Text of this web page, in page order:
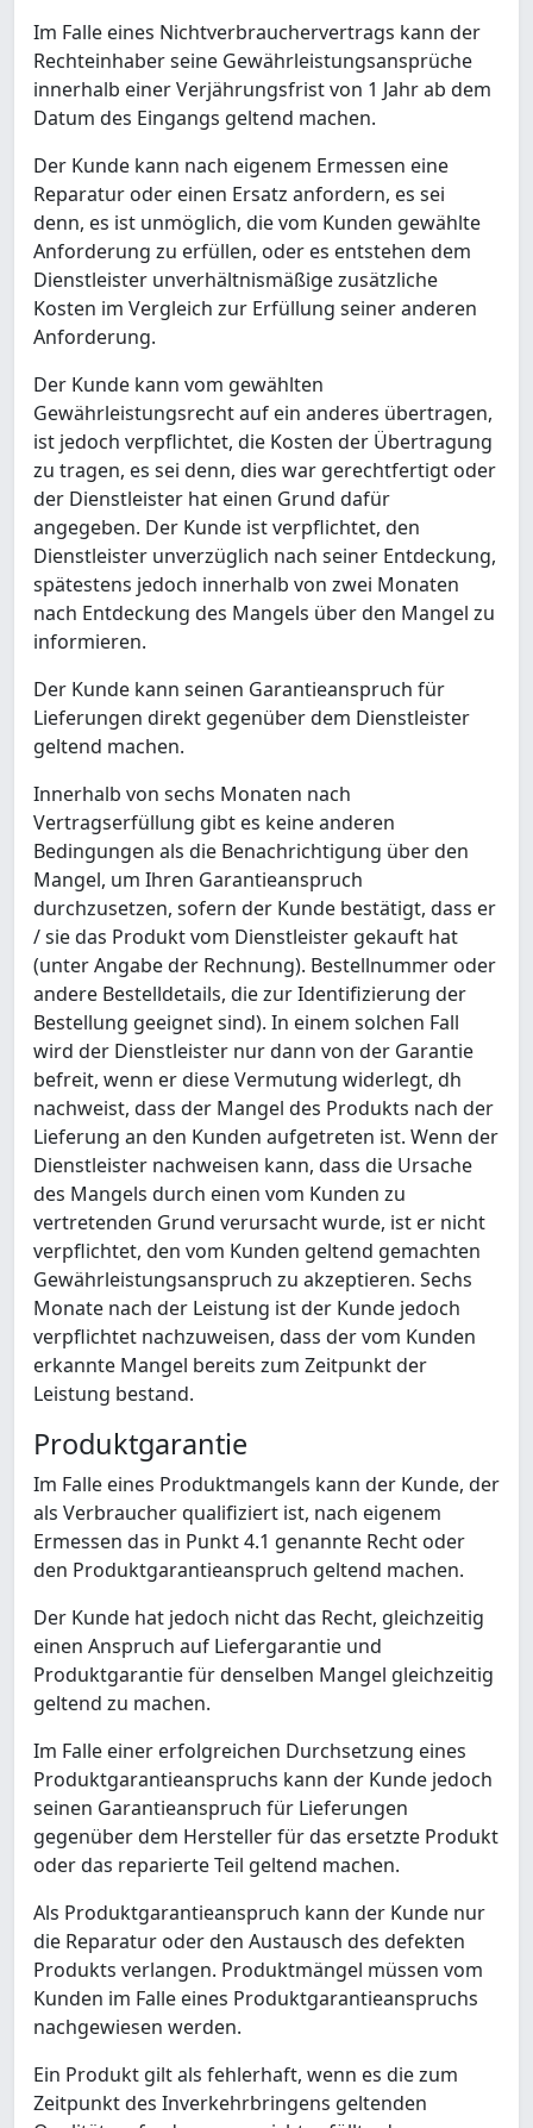
Im Falle eines Nichtverbrauchervertrags kann der
Rechteinhaber seine Gewährleistungsansprüche
innerhalb einer Verjährungsfrist von 1 Jahr ab dem
Datum des Eingangs geltend machen.
Der Kunde kann nach eigenem Ermessen eine
Reparatur oder einen Ersatz anfordern, es sei
denn, es ist unmöglich, die vom Kunden gewählte
Anforderung zu erfüllen, oder es entstehen dem
Dienstleister unverhältnismäßige zusätzliche
Kosten im Vergleich zur Erfüllung seiner anderen
Anforderung.
Der Kunde kann vom gewählten
Gewährleistungsrecht auf ein anderes übertragen,
ist jedoch verpflichtet, die Kosten der Übertragung
zu tragen, es sei denn, dies war gerechtfertigt oder
der Dienstleister hat einen Grund dafür
angegeben. Der Kunde ist verpflichtet, den
Dienstleister unverzüglich nach seiner Entdeckung,
spätestens jedoch innerhalb von zwei Monaten
nach Entdeckung des Mangels über den Mangel zu
informieren.
Der Kunde kann seinen Garantieanspruch für
Lieferungen direkt gegenüber dem Dienstleister
geltend machen.
Innerhalb von sechs Monaten nach
Vertragserfüllung gibt es keine anderen
Bedingungen als die Benachrichtigung über den
Mangel, um Ihren Garantieanspruch
durchzusetzen, sofern der Kunde bestätigt, dass er
/ sie das Produkt vom Dienstleister gekauft hat
(unter Angabe der Rechnung). Bestellnummer oder
andere Bestelldetails, die zur Identifizierung der
Bestellung geeignet sind). In einem solchen Fall
wird der Dienstleister nur dann von der Garantie
befreit, wenn er diese Vermutung widerlegt, dh
nachweist, dass der Mangel des Produkts nach der
Lieferung an den Kunden aufgetreten ist. Wenn der
Dienstleister nachweisen kann, dass die Ursache
des Mangels durch einen vom Kunden zu
vertretenden Grund verursacht wurde, ist er nicht
verpflichtet, den vom Kunden geltend gemachten
Gewährleistungsanspruch zu akzeptieren. Sechs
Monate nach der Leistung ist der Kunde jedoch
verpflichtet nachzuweisen, dass der vom Kunden
erkannte Mangel bereits zum Zeitpunkt der
Leistung bestand.
Produktgarantie
Im Falle eines Produktmangels kann der Kunde, der
als Verbraucher qualifiziert ist, nach eigenem
Ermessen das in Punkt 4.1 genannte Recht oder
den Produktgarantieanspruch geltend machen.
Der Kunde hat jedoch nicht das Recht, gleichzeitig
einen Anspruch auf Liefergarantie und
Produktgarantie für denselben Mangel gleichzeitig
geltend zu machen.
Im Falle einer erfolgreichen Durchsetzung eines
Produktgarantieanspruchs kann der Kunde jedoch
seinen Garantieanspruch für Lieferungen
gegenüber dem Hersteller für das ersetzte Produkt
oder das reparierte Teil geltend machen.
Als Produktgarantieanspruch kann der Kunde nur
die Reparatur oder den Austausch des defekten
Produkts verlangen. Produktmängel müssen vom
Kunden im Falle eines Produktgarantieanspruchs
nachgewiesen werden.
Ein Produkt gilt als fehlerhaft, wenn es die zum
Zeitpunkt des Inverkehrbringens geltenden